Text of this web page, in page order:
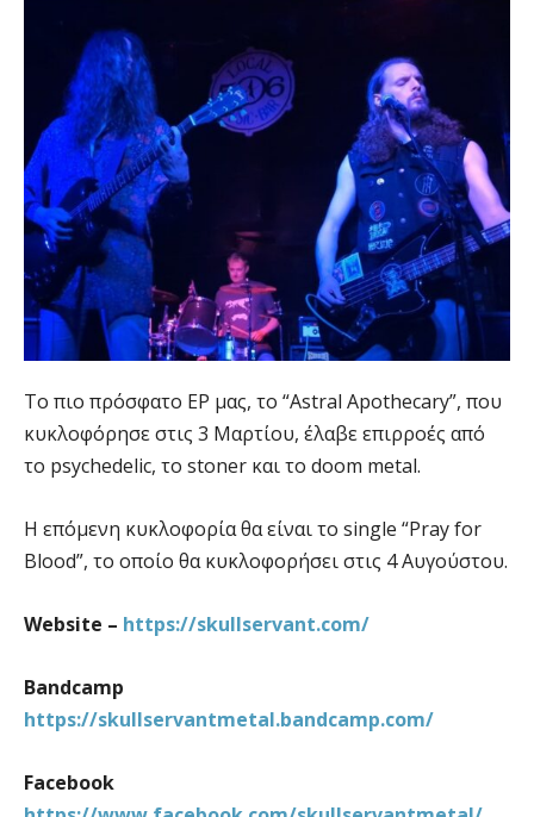
Το πιο πρόσφατο EP μας, το “Astral Apothecary”, που
κυκλοφόρησε στις 3 Μαρτίου, έλαβε επιρροές από
το psychedelic, το stoner και το doom metal.
Η επόμενη κυκλοφορία θα είναι το single “Pray for
Blood”, το οποίο θα κυκλοφορήσει στις 4 Αυγούστου.
Website – https://skullservant.com/
Bandcamp
https://skullservantmetal.bandcamp.com/
Facebook